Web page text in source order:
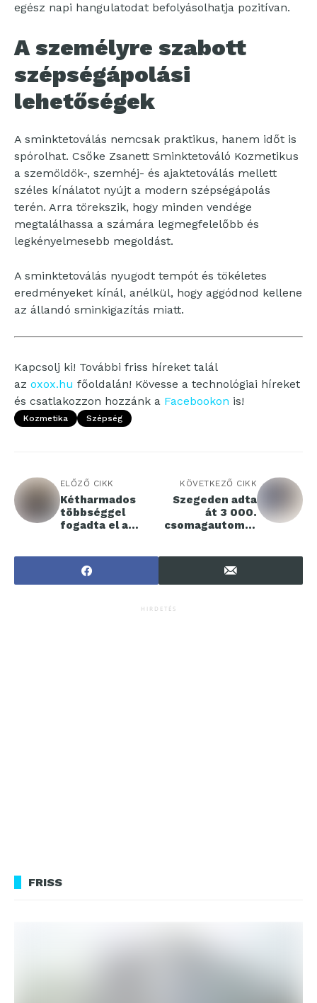
egész napi hangulatodat befolyásolhatja pozitívan.
A személyre szabott
szépségápolási
lehetőségek
A sminktetoválás nemcsak praktikus, hanem időt is
spórolhat. Csőke Zsanett Sminktetováló Kozmetikus
a szemöldök-, szemhéj- és ajaktetoválás mellett
széles kínálatot nyújt a modern szépségápolás
terén. Arra törekszik, hogy minden vendége
megtalálhassa a számára legmegfelelőbb és
legkényelmesebb megoldást.
A sminktetoválás nyugodt tempót és tökéletes
eredményeket kínál, anélkül, hogy aggódnod kellene
az állandó sminkigazítás miatt.
Kapcsolj ki! További friss híreket talál
az oxox.hu főoldalán! Kövesse a technológiai híreket
és csatlakozzon hozzánk a Facebookon is!
Kozmetika Szépség
ELŐZŐ CIKK
Kétharmados
többséggel
fogadta el a
az új etikai
kódexet
KÖVETKEZŐ CIKK
Szegeden adta
át 3 000.
csomagautomat
HIRDETÉS
FRISS